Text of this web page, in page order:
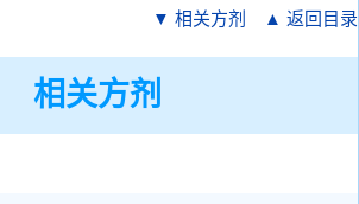
▼ 相关方剂 ▲ 返回目录
相关方剂